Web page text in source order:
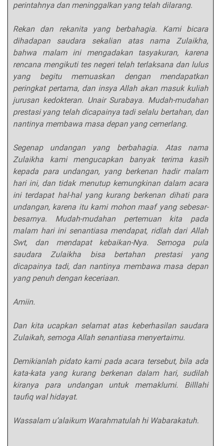
perintahnya dan meninggalkan yang telah dilarang.
Rekan dan rekanita yang berbahagia. Kami bicara
dihadapan saudara sekalian atas nama Zulaikha,
bahwa malam ini mengadakan tasyakuran, karena
rencana mengikuti tes negeri telah terlaksana dan lulus
yang begitu memuaskan dengan mendapatkan
peringkat pertama, dan insya Allah akan masuk kuliah
jurusan kedokteran. Unair Surabaya. Mudah-mudahan
prestasi yang telah dicapainya tadi selalu bertahan, dan
nantinya membawa masa depan yang cemerlang.
Segenap undangan yang berbahagia. Atas nama
Zulaikha kami mengucapkan banyak terima kasih
kepada para undangan, yang berkenan hadir malam
hari ini, dan tidak menutup kemungkinan dalam acara
ini terdapat hal-hal yang kurang berkenan dihati para
undangan, karena itu kami mohon maaf yang sebesar-
besarnya. Mudah-mudahan pertemuan kita pada
malam hari ini senantiasa mendapat, ridlah dari Allah
Swt, dan mendapat kebaikan-Nya. Semoga pula
saudara Zulaikha bisa bertahan prestasi yang
dicapainya tadi, dan nantinya membawa masa depan
yang penuh dengan keceriaan.
Amiin.
Dan kita ucapkan selamat atas keberhasilan saudara
Zulaikah, semoga Allah senantiasa menyertaimu.
Demikianlah pidato kami pada acara tersebut, bila ada
kata-kata yang kurang berkenan dalam hari, sudilah
kiranya para undangan untuk memaklumi. Billlahi
taufiq wal hidayat.
Wassalam u’alaikum Warahmatulah hi Wabarakatuh.